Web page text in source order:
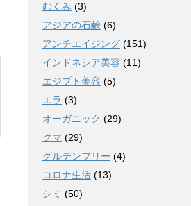
むくみ (3)
アジアの石鹸 (6)
アンチエイジング (151)
インドネシア美容 (11)
エジプト美容 (5)
エラ (3)
オーガニック (29)
クマ (29)
グルテンフリー (4)
コロナ生活 (13)
シミ (50)